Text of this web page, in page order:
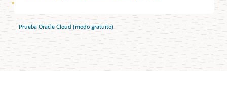
Prueba Oracle Cloud (modo gratuito)